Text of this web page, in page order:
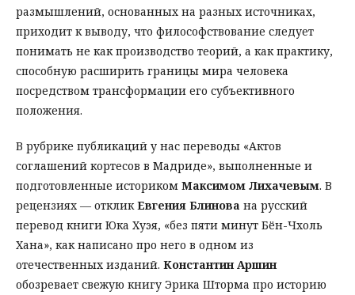
размышлений, основанных на разных источниках,
приходит к выводу, что философствование следует
понимать не как производство теорий, а как практику,
способную расширить границы мира человека
посредством трансформации его субъективного
положения.
В рубрике публикаций у нас переводы «Актов
соглашений кортесов в Мадриде», выполненные и
подготовленные историком Максимом Лихачевым. В
рецензиях — откликЕвгения Блинова на русский
перевод книги Юка Хуэя, «без пяти минут Бён-Чхоль
Хана», как написано про него в одном из
отечественных изданий. Константин Аршин
обозревает свежую книгу Эрика Шторма про историю